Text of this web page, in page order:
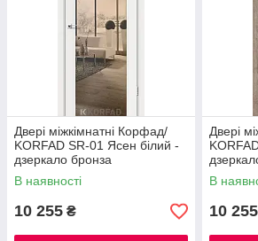
Двері міжкімнатні Корфад/
KORFAD SR-01 Ясен білий -
дзеркало бронза
В наявності
10 255 ₴
Двері
В
10 255